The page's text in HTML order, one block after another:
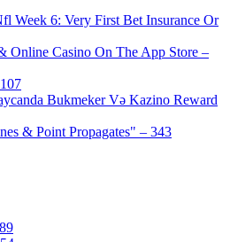
Week 6: Very First Bet Insurance Or
Online Casino On The App Store –
Bukmeker Və Kazino Reward
& Point Propagates" – 343